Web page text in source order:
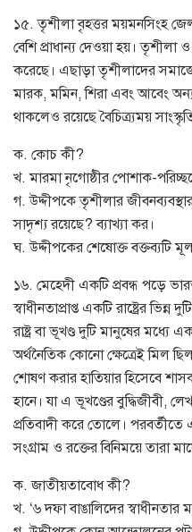
১৫. তৃশীলা বৃহত্তর ময়মনসিংহ
বেশি প্রাধান্য দেওয়া হয়। তৃশীলা
করেছে। এছাড়া তৃশীলাদের
মারক, মমিন, শিরা এবং আবেং
থাকলেও রয়েছে বৈচিত্র্যময়
ক. কোচ কী?
খ. মারমা নৃগোষ্ঠীর পোশাক-
গ. উদ্দীপকে তৃশীলার
সাদৃশ্য রয়েছে? ব্যাখ্যা কর।
ঘ. উদ্দীপকের শেষোক্ত বক্তব্যটি
১৬. মেহেদী একটি প্রবন্ধ পড়ে
স্বাধীনতাপ্রাপ্ত একটি রাষ্ট্রের
রাষ্ট্র বা ভূখণ্ড দুটি মানুষের মধ্যে
অর্থনৈতিক কোনো ক্ষেত্রেই মিল
শোষণ করার হাতিয়ার হিসেবে
হানে। যা এ ভূখণ্ডের বুদ্ধিজীবী,
প্রতিবাদী করে তোলে।
সংগ্রাম ও রক্তের বিনিময়ে তারা
ক. জাতীয়তাবোধ কী?
খ. ‘৬ দফা বাঙালিদের স্বাধীনতার